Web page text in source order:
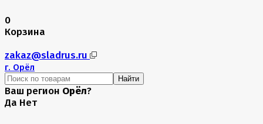
0
Корзина
zakaz@sladrus.ru
г. Орёл
Найти
Ваш регион Орёл?
Да Нет